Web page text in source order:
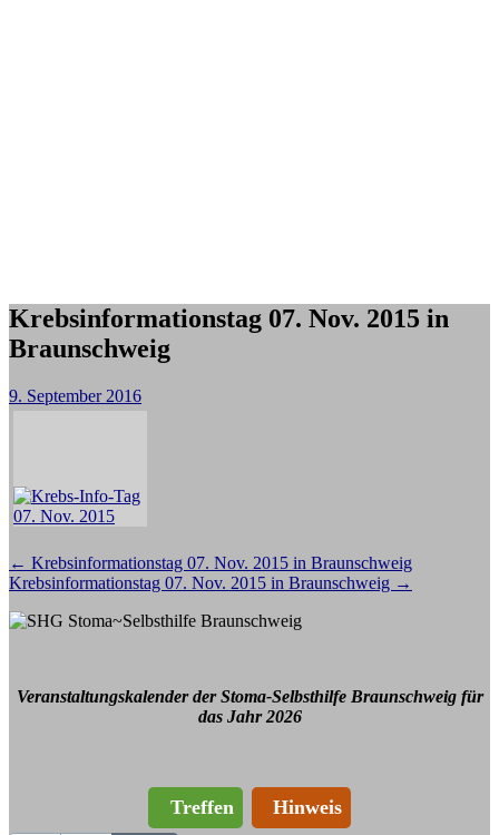
Krebsinformationstag 07. Nov. 2015 in
Braunschweig
9. September 2016
Beitragsnavigation
← Krebsinformationstag 07. Nov. 2015 in Braunschweig
Krebsinformationstag 07. Nov. 2015 in Braunschweig →
Veranstaltungskalender der Stoma-Selbsthilfe Braunschweig für
das Jahr 2026
Treffen Hinweis